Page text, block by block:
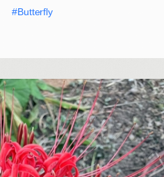
#Butterfly